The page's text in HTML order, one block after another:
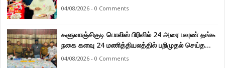
04/08/2026 - 0 Comments
களுவாஞ்சிகுடி பொலிஸ் பிரிவில் 24 அரை பவுண் தங்க
நகை களவு 24 மணித்தியலத்தில் பறிமுதல் செய்த
பொலிசார்.
04/08/2026 - 0 Comments